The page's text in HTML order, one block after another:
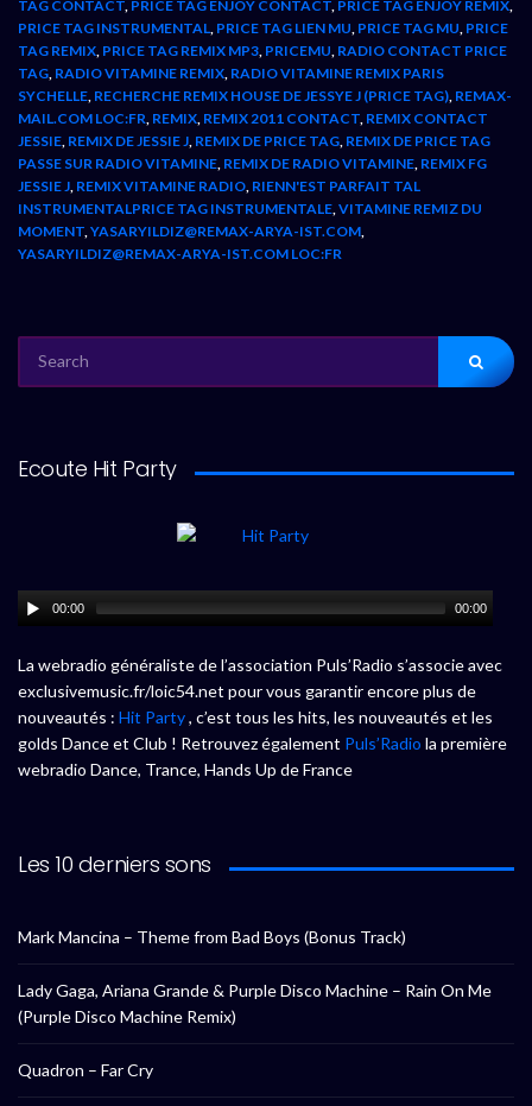
TAG CONTACT PRICE TAG ENJOY CONTACT PRICE TAG ENJOY REMIX
PRICE TAG INSTRUMENTAL PRICE TAG LIEN MU PRICE TAG MU PRICE
TAG REMIX PRICE TAG REMIX MP3 PRICEMU RADIO CONTACT PRICE
TAG RADIO VITAMINE REMIX RADIO VITAMINE REMIX PARIS
SYCHELLE RECHERCHE REMIX HOUSE DE JESSYE J (PRICE TAG) REMAX-
MAIL.COM LOC:FR REMIX REMIX 2011 CONTACT REMIX CONTACT
JESSIE REMIX DE JESSIE J REMIX DE PRICE TAG REMIX DE PRICE TAG
PASSE SUR RADIO VITAMINE REMIX DE RADIO VITAMINE REMIX FG
JESSIE J REMIX VITAMINE RADIO RIENN'EST PARFAIT TAL
INSTRUMENTALPRICE TAG INSTRUMENTALE VITAMINE REMIZ DU
MOMENT YASARYILDIZ@REMAX-ARYA-IST.COM
YASARYILDIZ@REMAX-ARYA-IST.COM LOC:FR
FOR:
Ecoute Hit Party
00:00 00:00
La webradio généraliste de l’association Puls’Radio s’associe avec
exclusivemusic.fr/loic54.net pour vous garantir encore plus de
nouveautés : Hit Party, c’est tous les hits, les nouveautés et les
golds Dance et Club ! Retrouvez également Puls’Radio la première
webradio Dance, Trance, Hands Up de France
Les 10 derniers sons
Mark Mancina – Theme from Bad Boys (Bonus Track)
Lady Gaga, Ariana Grande & Purple Disco Machine – Rain On Me
(Purple Disco Machine Remix)
Quadron – Far Cry